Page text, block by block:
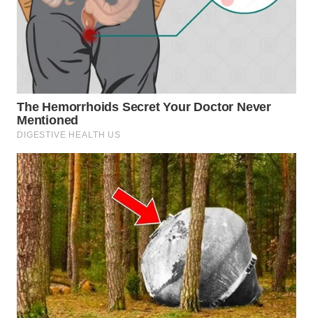
WN
SAMOSIR
WN
PADANG
LAWAS
WN
SUMEDANG
WN
CIANJUR
WN
KEPULAUAN
SERIBU
WN
TANGERANG